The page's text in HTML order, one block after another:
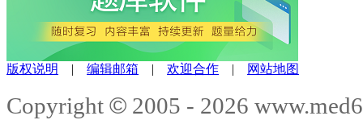
版权说明 编辑邮箱 欢迎合作 网站地图
Copyright © 2005 - 2026